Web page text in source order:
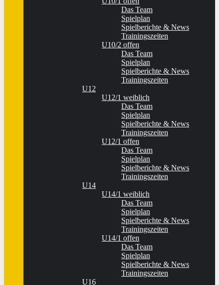
Das Team
Spielplan
Spielberichte & News
Trainingszeiten
U10/2 offen
Das Team
Spielplan
Spielberichte & News
Trainingszeiten
U12
U12/1 weiblich
Das Team
Spielplan
Spielberichte & News
Trainingszeiten
U12/1 offen
Das Team
Spielplan
Spielberichte & News
Trainingszeiten
U14
U14/1 weiblich
Das Team
Spielplan
Spielberichte & News
Trainingszeiten
U14/1 offen
Das Team
Spielplan
Spielberichte & News
Trainingszeiten
U16